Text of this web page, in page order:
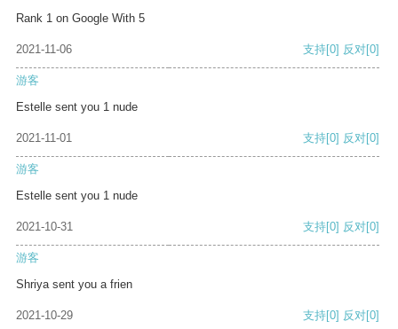
Rank 1 on Google With 5
2021-11-06 支持[0] 反对[0]
游客
Estelle sent you 1 nude
2021-11-01 支持[0] 反对[0]
游客
Estelle sent you 1 nude
2021-10-31 支持[0] 反对[0]
游客
Shriya sent you a frien
2021-10-29 支持[0] 反对[0]